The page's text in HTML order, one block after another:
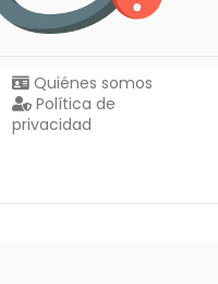
Quiénes somos
Política de
privacidad